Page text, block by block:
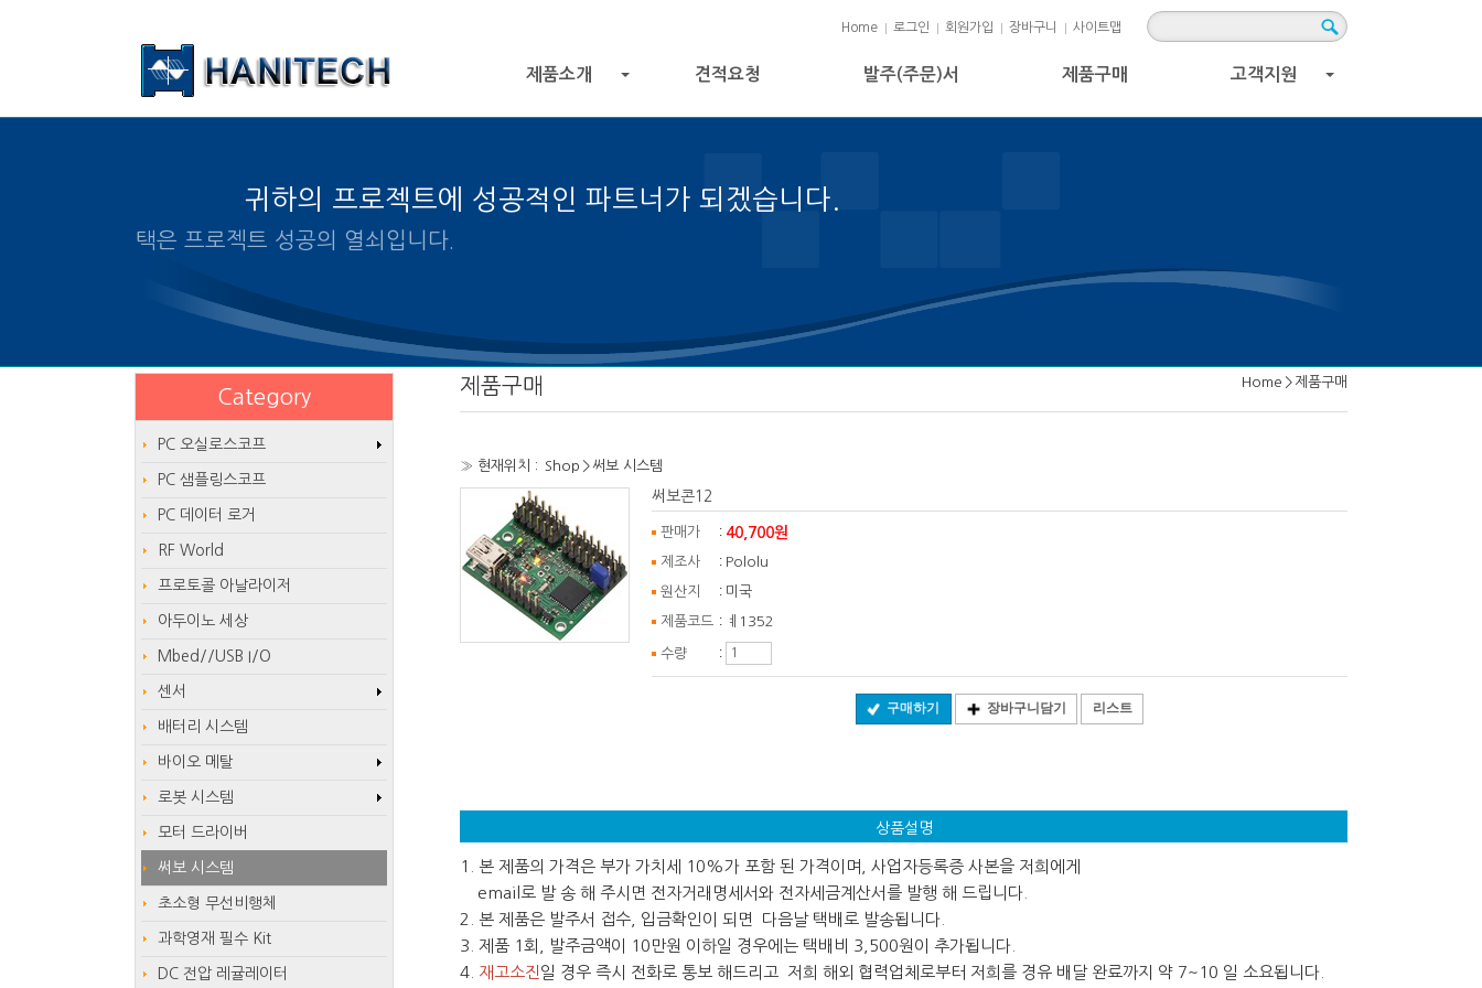
Home 로그인 회원가입 장바구니 사이트맵
제품소개 견적요청 발주(주문)서 제품구매 고객지원
귀하의 프로젝트에 성공적인 파트너가 되겠습니다.
알맞은 제품의 선택은 프로젝트 성공의 열쇠입니다.
Home > 제품구매
제품구매
» 현재위치 : Shop > 써보 시스템
써보콘12
판매가 : 40,700원
제조사 : Pololu
원산지 : 미국
제품코드 : ㅖ1352
수량 :
구매하기 장바구니담기 리스트
상품설명
1. 본 제품의 가격은 부가 가치세 10%가 포함 된 가격이며, 사업자등록증 사본을 저희에게
email로 발 송 해 주시면 전자거래명세서와 전자세금계산서를 발행 해 드립니다.
2. 본 제품은 발주서 접수, 입금확인이 되면 다음날 택배로 발송됩니다.
3. 제품 1회, 발주금액이 10만원 이하일 경우에는 택배비 3,500원이 추가됩니다.
4. 재고소진 일 경우 즉시 전화로 통보 해드리고 저희 해외 협력업체로부터 저희를 경유 배달 완료까지 약 7~10 일 소요됩니다.
Category
PC 오실로스코프
PC 샘플링스코프
PC 데이터 로거
RF World
프로토콜 아날라이저
아두이노 세상
Mbed//USB I/O
센서
배터리 시스템
바이오 메탈
로봇 시스템
모터 드라이버
써보 시스템
초소형 무선비행체
과학영재 필수 Kit
DC 전압 레귤레이터